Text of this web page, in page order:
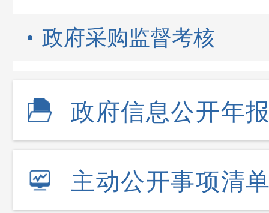
政府采购监督考核
政府信息公开年
主动公开事项清